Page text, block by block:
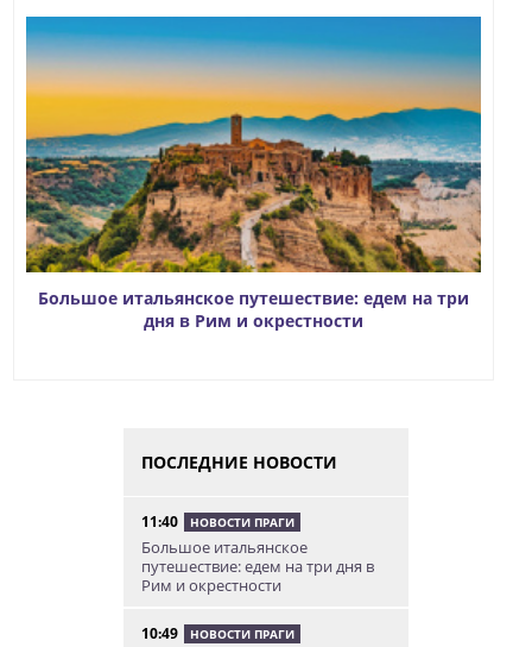
Большое итальянское путешествие: едем на три
дня в Рим и окрестности
ПОСЛЕДНИЕ НОВОСТИ
11:40 НОВОСТИ ПРАГИ
Большое итальянское
путешествие: едем на три дня в
Рим и окрестности
10:49 НОВОСТИ ПРАГИ